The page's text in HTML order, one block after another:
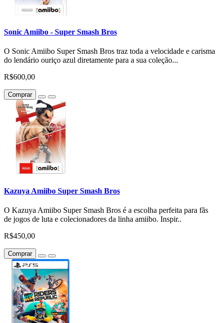
Sonic Amiibo - Super Smash Bros
O Sonic Amiibo Super Smash Bros traz toda a velocidade e carisma
do lendário ouriço azul diretamente para a sua coleção...
R$600,00
Comprar
Kazuya Amiibo Super Smash Bros
O Kazuya Amiibo Super Smash Bros é a escolha perfeita para fãs
de jogos de luta e colecionadores da linha amiibo. Inspir..
R$450,00
Comprar